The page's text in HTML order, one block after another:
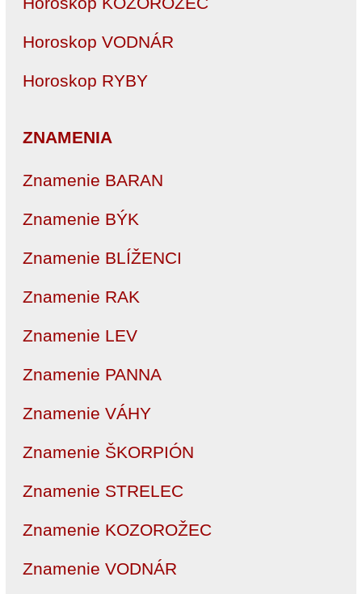
Horoskop VODNÁR
Horoskop RYBY
ZNAMENIA
Znamenie BARAN
Znamenie BÝK
Znamenie BLÍŽENCI
Znamenie RAK
Znamenie LEV
Znamenie PANNA
Znamenie VÁHY
Znamenie ŠKORPIÓN
Znamenie STRELEC
Znamenie KOZOROŽEC
Znamenie VODNÁR